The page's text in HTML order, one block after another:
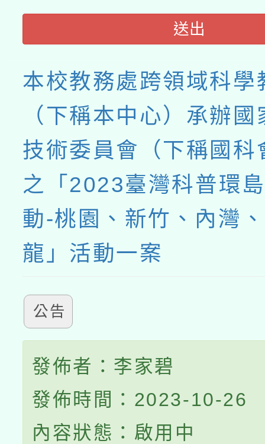
送出
本校教務處跨領域科學
（下稱本中心）承辦
技術委員會（下稱國科
之「2023臺灣科普環
動-桃園、新竹、內灣
龍」活動一案
公告
發佈者：李家碧
發佈時間：2023-10-26
內容狀態：啟用中